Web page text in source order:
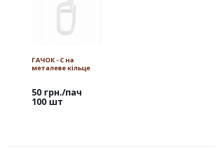
ГАЧОК - С на
металеве кільце
50 грн./пач
100 шт